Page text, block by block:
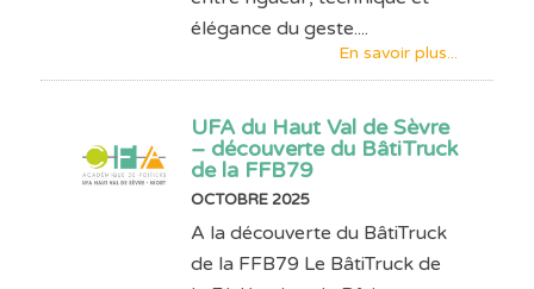
élégance du geste....
En savoir plus...
UFA du Haut Val de Sèvre
– découverte du BâtiTruck
de la FFB79
OCTOBRE 2025
A la découverte du BâtiTruck
de la FFB79 Le BâtiTruck de